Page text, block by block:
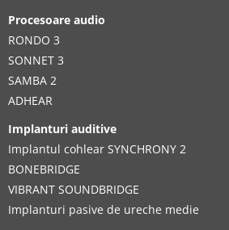
Procesoare audio
RONDO 3
SONNET 3
SAMBA 2
ADHEAR
Implanturi auditive
Implantul cohlear SYNCHRONY 2
BONEBRIDGE
VIBRANT SOUNDBRIDGE
Implanturi pasive de ureche medie